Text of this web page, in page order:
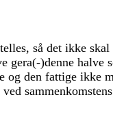
telles, så det ikke skal
gera(-)denne halve
og den fattige ikke
ved sammenkomstens